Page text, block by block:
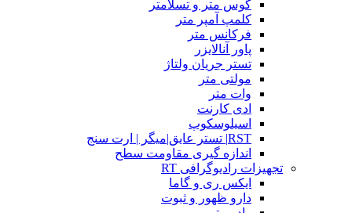
گوس متر و تسلامتر
کلمپ آمپر متر
فرکانس متر
پاور آنالایزر
تستر جریان ولتاژ
مولتی متر
وات متر
ادی کارنت
اسیلوسکوپ
RST| تستر عایق|میگر | ارت سنج
اندازه گیری مقاومت سطح
تجهیزات رادیوگرافی RT
ایکس ری و گاما
دارو ظهور و ثبوت